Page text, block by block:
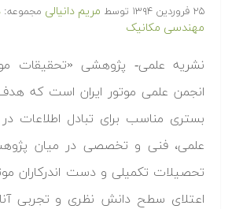
۲۵ فروردین ۱۳۹۴ توسط مریم دانیالی مجموعه:
مهندسی مکانیک
نشریه علمی- پژوهشی «تحقیقات
انجمن علمی موتور ایران است که
بستری مناسب برای تبادل اطلاعات
علمی، فنی و تخصصی در میان
تحصیلات تکمیلی و دست اندرکاران
اعتلای سطح دانش نظری و تجربی